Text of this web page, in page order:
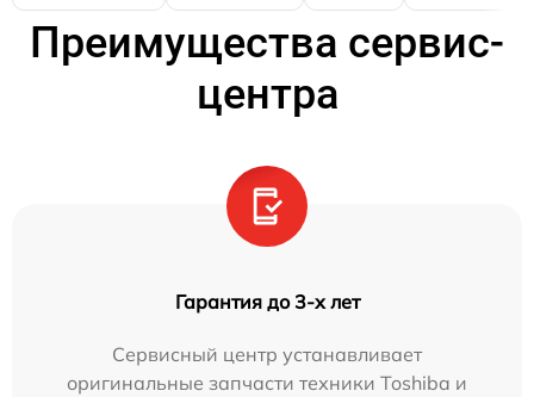
Преимущества сервис-
центра
Гарантия до 3-х лет
Сервисный центр устанавливает
оригинальные запчасти техники Toshiba и